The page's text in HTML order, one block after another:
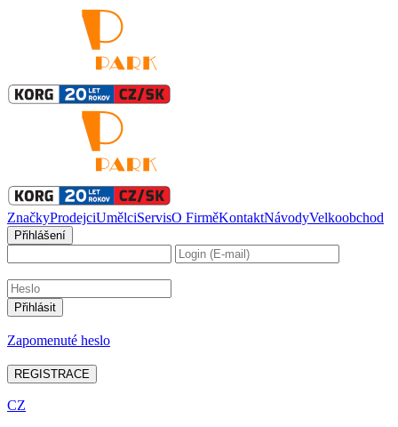
ZnačkyProdejciUmělciServisO FirměKontaktNávodyVelkoobchod
Přihlášení
Zapomenuté heslo
REGISTRACE
CZ